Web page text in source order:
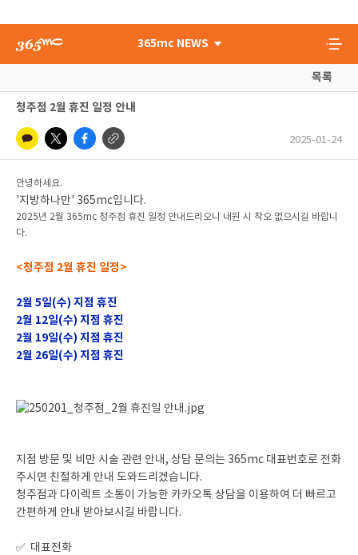
365mc NEWS
목록
청주점 2월 휴진 일정 안내
2025-01-24
안녕하세요.
'지방하나만' 365mc입니다.
2025년 2월 365mc 청주점 휴진 일정 안내드리오니 내원 시 착오 없으시길 바랍니
다.
<청주점 2월 휴진 일정>
2월 5일(수) 지점 휴진
2월 12일(수) 지점 휴진
2월 19일(수) 지점 휴진
2월 26일(수) 지점 휴진
지점 방문 및 비만 시술 관련 안내, 상담 문의는 365mc 대표번호로 전화
주시면 친절하게 안내 도와드리겠습니다.
청주점과 다이렉트 소통이 가능한 카카오톡 상담을 이용하여 더 빠르고
간편하게 안내 받아보시길 바랍니다.
✅ 대표전화